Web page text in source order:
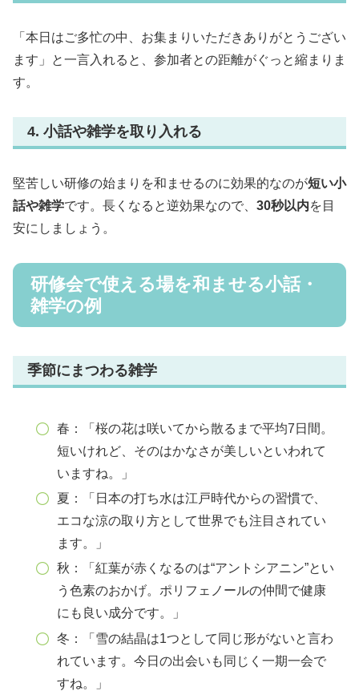
「本日はご多忙の中、お集まりいただきありがとうござい
ます」と一言入れると、参加者との距離がぐっと縮まりま
す。
4. 小話や雑学を取り入れる
堅苦しい研修の始まりを和ませるのに効果的なのが短い小
話や雑学です。長くなると逆効果なので、 30秒以内を目
安にしましょう。
研修会で使える場を和ませる小話・
雑学の例
季節にまつわる雑学
春：「桜の花は咲いてから散るまで平均7日間。
短いけれど、そのはかなさが美しいといわれて
いますね。」
夏：「日本の打ち水は江戸時代からの習慣で、
エコな涼の取り方として世界でも注目されてい
ます。」
秋：「紅葉が赤くなるのは“アントシアニン”とい
う色素のおかげ。ポリフェノールの仲間で健康
にも良い成分です。」
冬：「雪の結晶は1つとして同じ形がないと言わ
れています。今日の出会いも同じく一期一会で
すね。」